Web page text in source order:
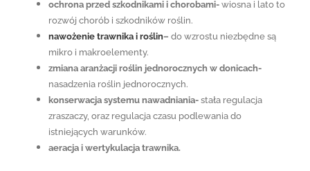
ochrona przed szkodnikami i chorobami-wiosna i lato to
rozwój chorób i szkodników roślin.
nawożenie trawnika i roślin– do wzrostu niezbędne są
mikro i makroelementy.
zmiana aranżacji roślin jednorocznych w donicach-
nasadzenia roślin jednorocznych.
konserwacja systemu nawadniania-stała regulacja
zraszaczy, oraz regulacja czasu podlewania do
istniejących warunków.
aeracja i wertykulacja trawnika.